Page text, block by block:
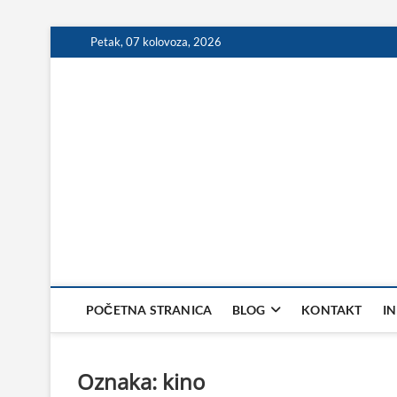
to
Petak, 07 kolovoza, 2026
POČETNA STRANICA BLOG KONTAKT
Oznaka: kino